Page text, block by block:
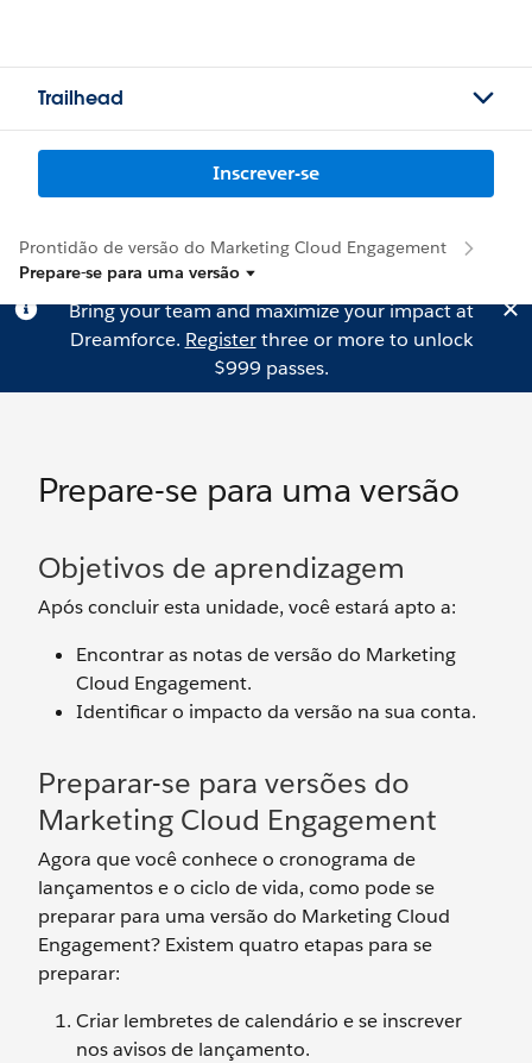
Trailhead
Inscrever-se
Prontidão de versão do Marketing Cloud Engagement
Prepare-se para uma versão
Bring your team and maximize your impact at
Dreamforce. Registerthree or more to unlock
$999 passes.
Prepare-se para uma versão
Objetivos de aprendizagem
Após concluir esta unidade, você estará apto a:
Encontrar as notas de versão do Marketing
Cloud Engagement.
Identificar o impacto da versão na sua conta.
Preparar-se para versões do
Marketing Cloud Engagement
Agora que você conhece o cronograma de
lançamentos e o ciclo de vida, como pode se
preparar para uma versão do Marketing Cloud
Engagement? Existem quatro etapas para se
preparar:
Criar lembretes de calendário e se inscrever
nos avisos de lançamento.